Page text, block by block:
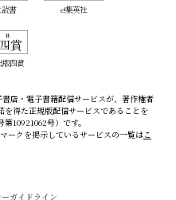
書 e!集英社
版四賞
店・電子書籍配信サービスが、著作権者
を得た正規版配信サービスであることを
10921062号）です。
ークを掲示しているサービスの一覧はこ
ガイドライン